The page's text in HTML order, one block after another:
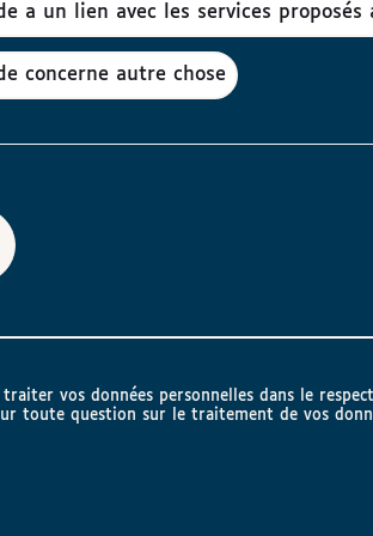
a un lien avec les services proposés
concerne autre chose
vos données personnelles dans le
toute question sur le traitement de vos